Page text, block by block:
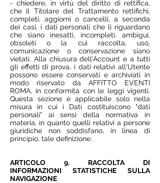
- chiedere, in virtù del diritto di rettifica,
che il Titolare del Trattamento rettifichi,
completi, aggiorni o cancelli, a seconda
dei casi, i dati personali che li riguardano
che siano inesatti, incompleti, ambigui,
obsoleti o la cui raccolta, uso,
comunicazione o conservazione siano
vietati. Alla chiusura dell'Account e a tutti
gli effetti di prova, i dati relativi all'Utente
possono essere conservati e archiviati in
modo riservato da AFFITTO EVENTI
ROMA, in conformità con le leggi vigenti.
Questa sezione è applicabile solo nella
misura in cui i Dati costituiscono "dati
personali" ai sensi della normativa in
materia, in quanto quelli relativi a persone
giuridiche non soddisfano, in linea di
principio, tale definizione.
ARTICOLO 9. RACCOLTA DI
INFORMAZIONI STATISTICHE SULLA
NAVIGAZIONE